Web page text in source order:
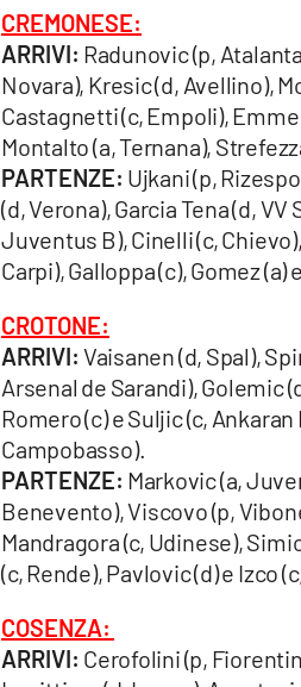
CREMONESE:
ARRIVI: Radunovic (p,
Novara), Kresic (d, Avellino),
Castagnetti (c, Empoli),
Montalto (a, Ternana),
PARTENZE: Ujkani (p,
(d, Verona), Garcia Tena (d,
Juventus B), Cinelli (c,
Carpi), Galloppa (c), Gomez
CROTONE:
ARRIVI: Vaisanen (d, Spal),
Arsenal de Sarandi), Golemic
Romero (c) e Suljic (c,
Campobasso).
PARTENZE: Markovic (a,
Benevento), Viscovo (p,
Mandragora (c, Udinese),
(c, Rende), Pavlovic (d) e Izco
COSENZA:
ARRIVI: Cerofolini (p,